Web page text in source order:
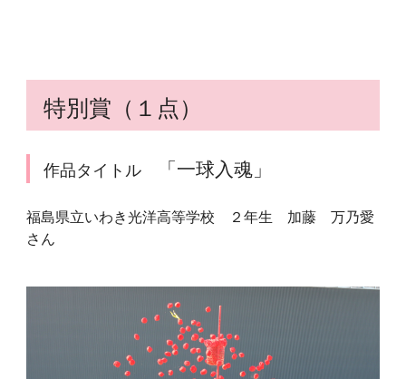
特別賞（１点）
作品タイトル 「一球入魂」
福島県立いわき光洋高等学校 ２年生 加藤 万乃愛
さん